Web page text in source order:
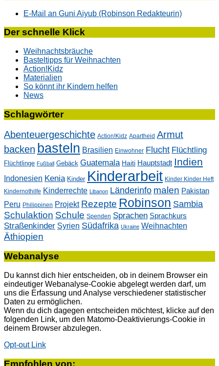
E-Mail an Guni Aiyub (Robinson Redakteurin)
Der schnelle Klick
Weihnachtsbräuche
Basteltipps für Weihnachten
Action!Kidz
Materialien
So könnt ihr Kindern helfen
News
Schlagwörter
Abenteuergeschichte Action!Kidz Apartheid Armut
backen basteln Brasilien Einwohner Flucht Flüchtling
Flüchtlinge Fußball Gebäck Guatemala Haiti Hauptstadt Indien
Indonesien Kenia Kinder Kinderarbeit Kinder Kinder Heft
Kindernothilfe Kinderrechte Libanon Länderinfo malen Pakistan
Peru Philippinen Projekt Rezepte Robinson Sambia
Schulaktion Schule Spenden Sprachen Sprachkurs
Straßenkinder Syrien Südafrika Ukraine Weihnachten
Äthiopien
Webanalyse
Du kannst dich hier entscheiden, ob in deinem Browser ein
eindeutiger Webanalyse-Cookie abgelegt werden darf, um
uns die Erfassung und Analyse verschiedener statistischer
Daten zu ermöglichen.
Wenn du dich dagegen entscheiden möchtest, klicke auf den
folgenden Link, um den Matomo-Deaktivierungs-Cookie in
deinem Browser abzulegen.
Opt-out Link
Empfohlen von: